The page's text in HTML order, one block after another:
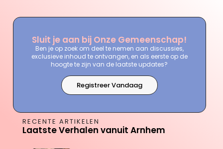
Sluit je aan bij Onze Gemeenschap!
Ben je op zoek om deel te nemen aan discussies,
exclusieve inhoud te ontvangen, en als eerste op de
hoogte te zijn van de laatste updates?
Registreer Vandaag
RECENTE ARTIKELEN
Laatste Verhalen vanuit Arnhem